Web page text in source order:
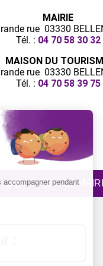
MAIRIE
rue 03330
Tél. : 04 70 58 30 32
MAISON DU
rue 03330
Tél. : 04 70 58 39 75
ECRIRE À LA
: